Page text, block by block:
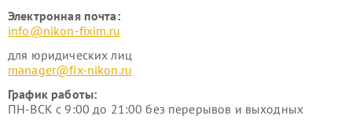
Электронная почта:
info@nikon-fixim.ru
для юридических лиц
manager@fix-nikon.ru
График работы:
ПН-ВСК с 9:00 до 21:00 без перерывов и выходных